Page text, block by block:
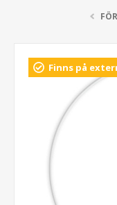
Finns på